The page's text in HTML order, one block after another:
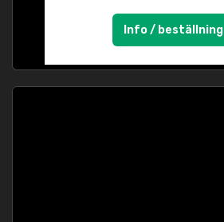
Info / beställning